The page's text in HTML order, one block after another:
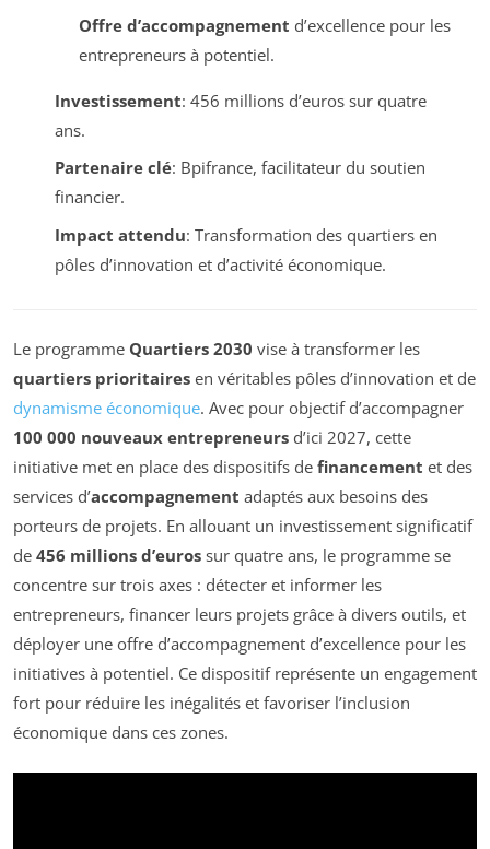
Offre d’accompagnement d’excellence pour les
entrepreneurs à potentiel.
Investissement: 456 millions d’euros sur quatre
ans.
Partenaire clé: Bpifrance, facilitateur du soutien
financier.
Impact attendu: Transformation des quartiers en
pôles d’innovation et d’activité économique.
Le programme Quartiers 2030 vise à transformer les
quartiers prioritaires en véritables pôles d’innovation et de
dynamisme économique. Avec pour objectif d’accompagner
100 000 nouveaux entrepreneurs d’ici 2027, cette
initiative met en place des dispositifs de financement et des
services d’accompagnement adaptés aux besoins des
porteurs de projets. En allouant un investissement significatif
de 456 millions d’euros sur quatre ans, le programme se
concentre sur trois axes : détecter et informer les
entrepreneurs, financer leurs projets grâce à divers outils, et
déployer une offre d’accompagnement d’excellence pour les
initiatives à potentiel. Ce dispositif représente un engagement
fort pour réduire les inégalités et favoriser l’inclusion
économique dans ces zones.